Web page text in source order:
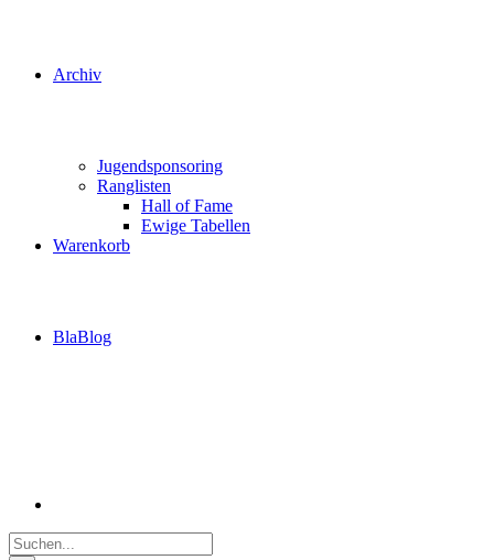
Archiv
Jugendsponsoring
Ranglisten
Hall of Fame
Ewige Tabellen
Warenkorb
BlaBlog
Suche